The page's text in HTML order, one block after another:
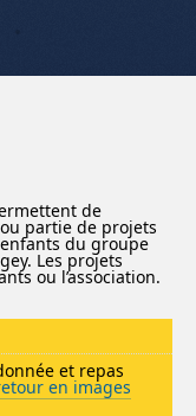
de
partie de projets
du groupe
Les projets
ou l’association.
et repas
en images